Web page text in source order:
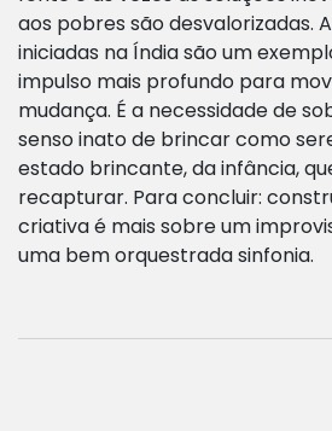
aos pobres são desvalorizadas.
iniciadas na Índia são um
impulso mais profundo para
mudança. É a necessidade de
senso inato de brincar como
estado brincante, da infância,
recapturar. Para concluir:
criativa é mais sobre um
uma bem orquestrada sinfonia.